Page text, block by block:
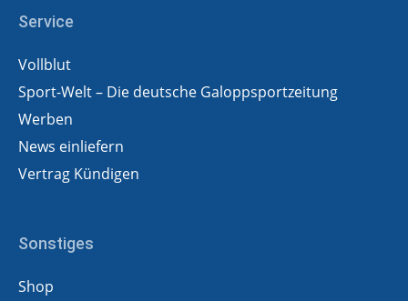
Service
Vollblut
Sport-Welt – Die deutsche Galoppsportzeitung
Werben
News einliefern
Vertrag Kündigen
Sonstiges
Shop